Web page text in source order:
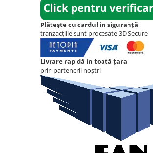
Plătește cu cardul in siguranță
tranzacțiile sunt procesate 3D Secure
Livrare rapidă in toată țara
prin partenerii noștri